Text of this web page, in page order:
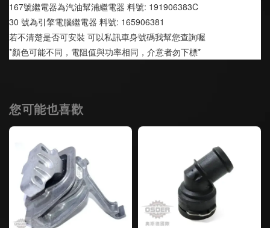
167號繼電器為汽油幫浦繼電器 料號: 191906383C
30 號為引擎電腦繼電器 料號: 165906381
若不清楚是否可安裝 可以私訊車身號碼我幫您查詢喔
*顏色可能不同，電阻值與功率相同，介意者勿下標*
您可能也喜歡